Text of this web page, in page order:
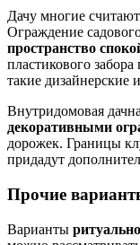
Дачу многие
Ограждение
пространство
пластикового
такие дизайнерские
Внутридомовая
декоративными
дорожек. Границы
придадут
Прочие
Варианты